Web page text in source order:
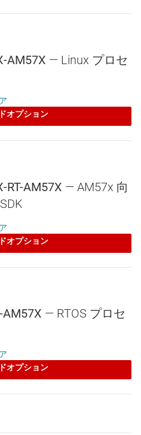
リ、ドライバ、基本的なボード
に対応するプロセッサ間通信機
リズム ライブラリ
ティリティ
(GCC) ツール チェーン
プロセッサ向けに最適化され
ールで構成されています。この
て包括的にサポートされていま
が推進するオープンソース コラ
フトウェア ディストリビュー
プンなツール チェーンを使用し
AM57X — Linux プロセ
オプション
RT-AM57X — AM57x 向
オプション
AM57X — RTOS プロセ
オプション